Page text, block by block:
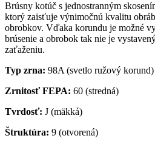
Brúsny kotúč s jednostranným
ktorý zaisťuje výnimočnú kvalitu
obrobkov. Vďaka korundu je možné
brúsenie a obrobok tak nie je
zaťaženiu.
Typ zrna: 98A (svetlo ružový korund)
Zrnitosť FEPA: 60 (stredná)
Tvrdosť: J (mäkká)
Štruktúra: 9 (otvorená)